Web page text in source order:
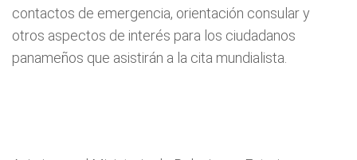
contactos de emergencia, orientación consular y
otros aspectos de interés para los ciudadanos
panameños que asistirán a la cita mundialista.